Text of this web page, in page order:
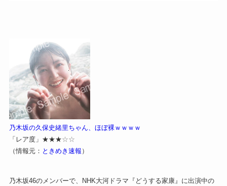
Powered by livedoor 相互RSS
乃木坂の久保史緒里ちゃん、ほぼ裸ｗｗｗｗ
「レア度」★★★☆☆
（情報元： ときめき速報 ）
乃木坂46のメンバーで、NHK大河ドラマ『どうする家康』に出演中の